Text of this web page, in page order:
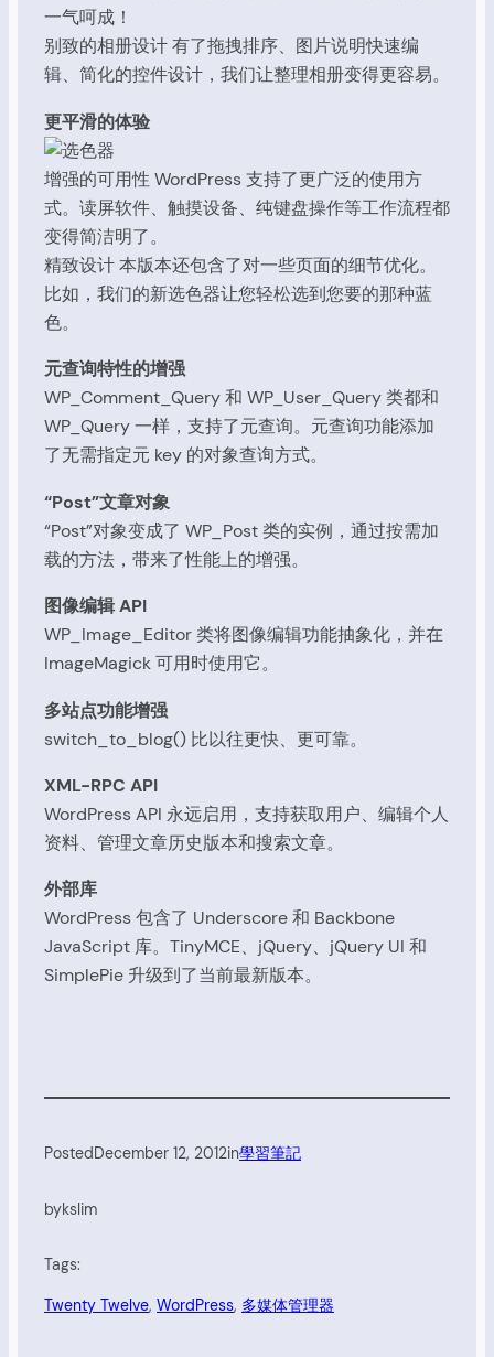
一气呵成！
别致的相册设计 有了拖拽排序、图片说明快速编
辑、简化的控件设计，我们让整理相册变得更容易。
更平滑的体验
增强的可用性 WordPress 支持了更广泛的使用方
式。读屏软件、触摸设备、纯键盘操作等工作流程都
变得简洁明了。
精致设计 本版本还包含了对一些页面的细节优化。
比如，我们的新选色器让您轻松选到您要的那种蓝
色。
元查询特性的增强
WP_Comment_Query 和 WP_User_Query 类都和
WP_Query 一样，支持了元查询。元查询功能添加
了无需指定元 key 的对象查询方式。
“Post”文章对象
“Post”对象变成了 WP_Post 类的实例，通过按需加
载的方法，带来了性能上的增强。
图像编辑 API
WP_Image_Editor 类将图像编辑功能抽象化，并在
ImageMagick 可用时使用它。
多站点功能增强
switch_to_blog() 比以往更快、更可靠。
XML-RPC API
WordPress API 永远启用，支持获取用户、编辑个人
资料、管理文章历史版本和搜索文章。
外部库
WordPress 包含了 Underscore 和 Backbone
JavaScript 库。TinyMCE、jQuery、jQuery UI 和
SimplePie 升级到了当前最新版本。
PostedDecember 12, 2012in學習筆記
bykslim
Tags:
Twenty Twelve, WordPress, 多媒体管理器